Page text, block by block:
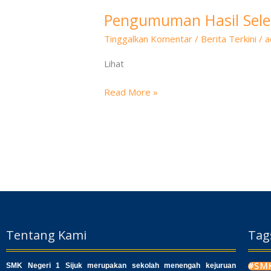
Pengumuman Hasil
Tinggalkan Komentar / Berita Terkini /
Lihat
Read More »
Tentang Kami
SMK Negeri 1 Sijuk merupakan sekolah menengah kejuruan